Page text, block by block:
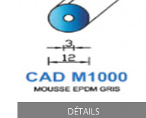
DÉTAILS